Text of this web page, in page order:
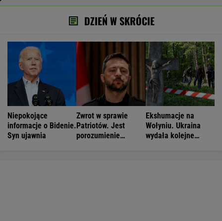
DZIEŃ W SKRÓCIE
Niepokojące
informacje o Bidenie.
Syn ujawnia
Zwrot w sprawie
Patriotów. Jest
porozumienie
Ekshumacje na
Wołyniu. Ukraina
wydała kolejne